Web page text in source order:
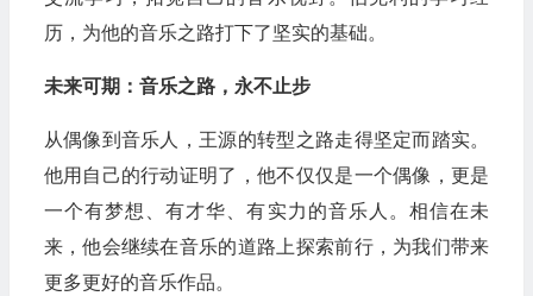
历，为他的音乐之路打下了坚实的基础。
未来可期：音乐之路，永不止步
从偶像到音乐人，王源的转型之路走得坚定而踏实。
他用自己的行动证明了，他不仅仅是一个偶像，更是
一个有梦想、有才华、有实力的音乐人。相信在未
来，他会继续在音乐的道路上探索前行，为我们带来
更多更好的音乐作品。